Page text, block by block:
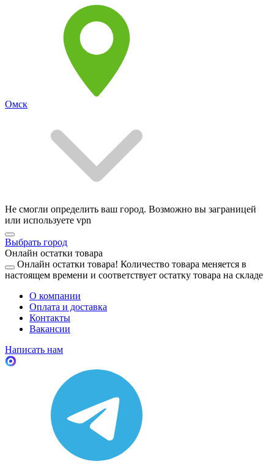
Омск
Не смогли определить ваш город. Возможно вы заграницей
или используете vpn
Выбрать город
Онлайн остатки товара
Онлайн остатки товара! Количество товара меняется в
настоящем времени и соответствует остатку товара на складе
О компании
Оплата и доставка
Контакты
Вакансии
Написать нам